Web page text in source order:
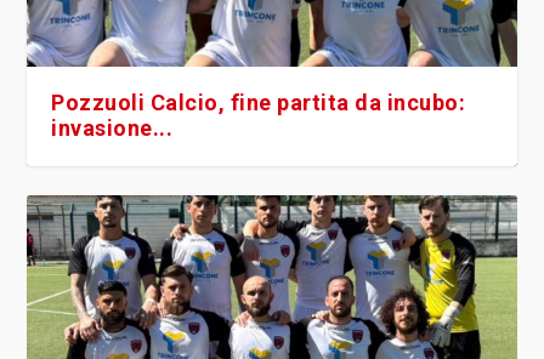
Pozzuoli Calcio, fine partita da incubo:
invasione...